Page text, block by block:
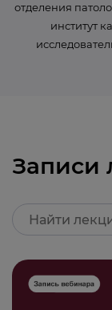
отделения
институт
Записи